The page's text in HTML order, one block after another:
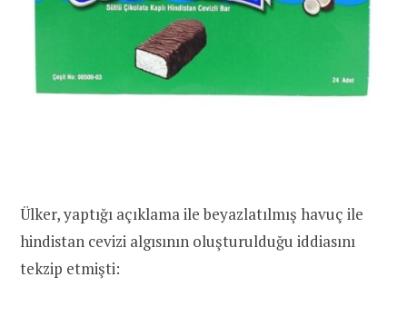
Ülker, yaptığı açıklama ile beyazlatılmış havuç ile
hindistan cevizi algısının oluşturulduğu iddiasını
tekzip etmişti: